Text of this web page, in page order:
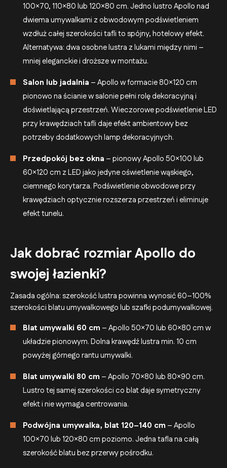
100×70, 110×80 lub 120×80 cm. Jedno lustro Apollo nad
dwiema umywalkami z obwodowym podświetleniem
wzdłuż całej szerokości tafli to spójny, hotelowy efekt.
Alternatywa: dwa osobne lustra z lukami między nimi –
mniej eleganckie i droższe w montażu.
Salon lub jadalnia – Apollo w formacie 80×120 cm
pionowo na ścianie w salonie pełni rolę dekoracyjną i
doświetlającą przestrzeń. Wieczorowe podświetlenie LED
przy krawędziach tafli daje efekt ambientowy bez
potrzeby dodatkowych lamp dekoracyjnych.
Przedpokój bez okna – pionowy Apollo 50×100 lub
60×120 cm z LED jako jedyne oświetlenie wąskiego,
ciemnego korytarza. Podświetlenie obwodowe przy
krawędziach optycznie rozszerza przestrzeń i eliminuje
efekt tunelu.
Jak dobrać rozmiar Apollo do
swojej łazienki?
Zasada ogólna: szerokość lustra powinna wynosić 60–100%
szerokości blatu umywalkowego lub szafki podumywalkowej.
Blat umywalki 60 cm – Apollo 50×70 lub 60×80 cm w
układzie pionowym. Dolna krawędź lustra min. 10 cm
powyżej górnego rantu umywalki.
Blat umywalki 80 cm – Apollo 70×80 lub 80×90 cm.
Lustro tej samej szerokości co blat daje symetryczny
efekt i nie wymaga centrowania.
Podwójna umywalka, blat 120–140 cm – Apollo
100×70 lub 120×80 cm poziomo. Jedna tafla na całą
szerokość blatu bez przerwy pośrodku.